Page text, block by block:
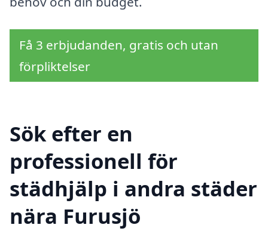
Få 3 erbjudanden, gratis och utan
förpliktelser
Sök efter en
professionell för
städhjälp i andra städer
nära Furusjö